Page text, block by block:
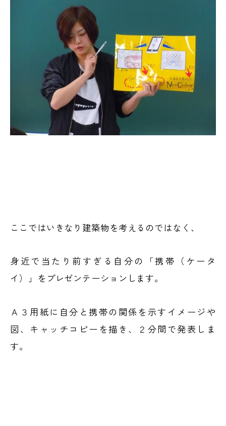
ここではいきなり建築物を考えるのではなく、
身近で当たり前すぎる自分の「携帯（ケータ
イ）」をプレゼンテーションします。
Ａ３用紙に自分と携帯の関係を示すイメージや
図、キャッチコピーを描き、２分間で発表しま
す。